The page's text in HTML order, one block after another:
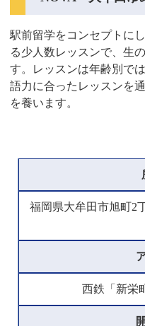
駅前留学をコンセプトに
る少人数レッスンで、生
す。レッスンは年齢別で
語力に合ったレッスンを
を養います。
福岡県大牟田市旭町2
西鉄「新栄